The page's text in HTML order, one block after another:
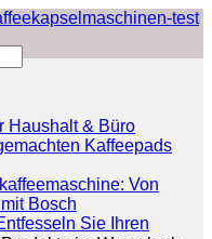
Haushalt & Büro
Kaffeepads
Von
Bosch
Sie Ihren